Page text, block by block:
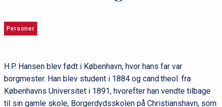
Personer
H.P. Hansen blev født i København, hvor hans far var
borgmester. Han blev student i 1884 og cand.theol. fra
Københavns Universitet i 1891, hvorefter han vendte tilbage
til sin gamle skole, Borgerdydsskolen på Christianshavn, som